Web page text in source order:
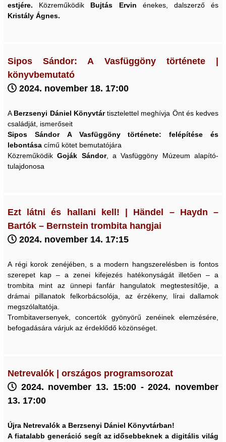
estjére. Közreműködik Bujtás Ervin énekes, dalszerző és
Kristály Ágnes.
Sipos Sándor: A Vasfüggöny története |
könyvbemutató
2024. november 18. 17:00
ABerzsenyi Dániel Könyvtártisztelettel meghívja Önt és kedves
családját, ismerőseit
Sipos Sándor A Vasfüggöny története:felépítése és
lebontása című kötet bemutatójára
KözreműködikGoják Sándor, a Vasfüggöny Múzeum alapító-
tulajdonosa
Ezt látni és hallani kell! | Händel – Haydn –
Bartók – Bernstein trombita hangjai
2024. november 14. 17:15
A régi korok zenéjében, s a modern hangszerelésben is fontos
szerepet kap – a zenei kifejezés hatékonyságát illetően – a
trombita mint az ünnepi fanfár hangulatok megtestesítője, a
drámai pillanatok felkorbácsolója, az érzékeny, lírai dallamok
megszólaltatója.
Trombitaversenyek, concertók gyönyörű zenéinek elemzésére,
befogadására várjuk az érdeklődő közönséget.
Netrevalók | országos programsorozat
2024. november 13. 15:00 - 2024. november
13. 17:00
Újra Netrevalók a Berzsenyi Dániel Könyvtárban!
A fiatalabb generáció segít az idősebbeknek a digitális világ